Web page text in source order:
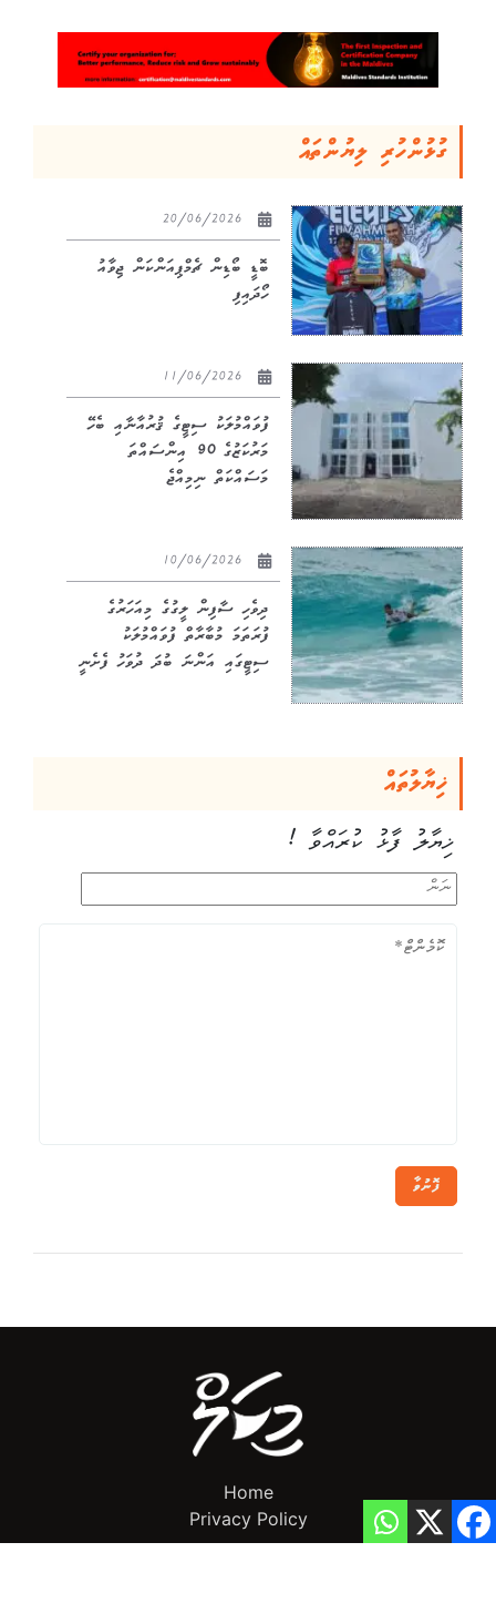
ގުޅުންހުރި ލިޔުންތައް
ބޮޑީ ބޯޑިން ޗެމްޕިއަންކަން ޖިވާއު
ހޯދައިފި
ފުވައްމުލަކު ސިޓީގެ ޤުރުއާނާއި ބެހޭ
މަރުކަޒުގެ 90 އިންސައްތަ
މަސައްކަތް ނިމިއްޖެ
ދިވެހި ސާފިން ލީގުގެ މިއަހަރުގެ
ފުރަތަމަ މުބާރާތް ފުވައްމުލަކު
ސިޓީގައި އަންނަ ބުދަ ދުވަހު ފެށެނީ
ޚިޔާލުތައް
ޚިޔާލު ފާޅު ކުރައްވާ !
ފޮނުވާ
Home
Privacy Policy